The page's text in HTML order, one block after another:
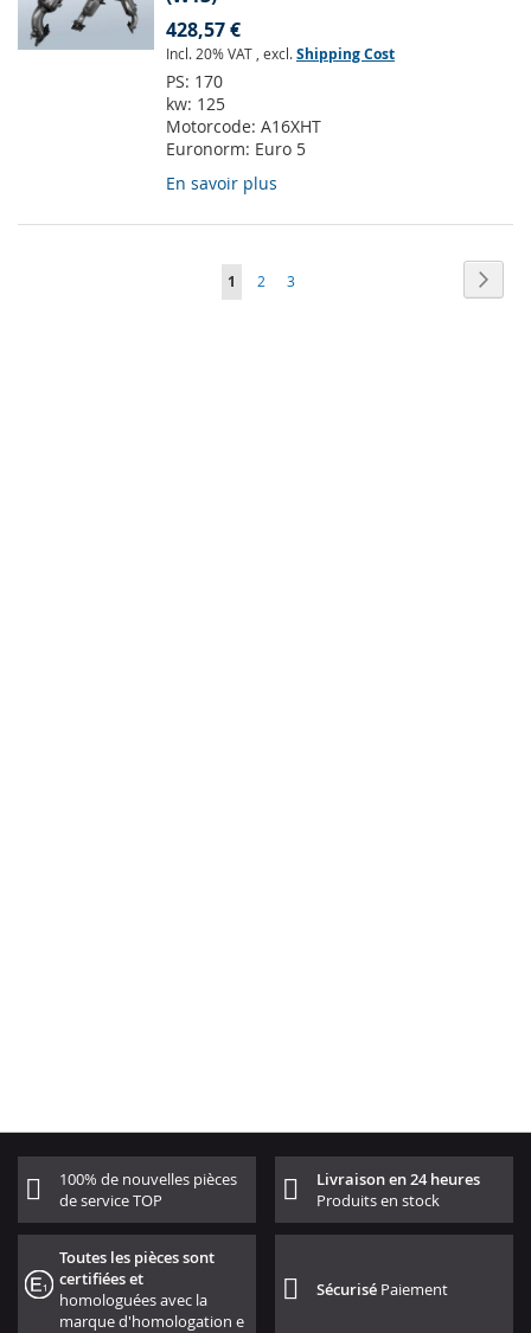
428,57 €
Incl. 20% VAT , excl.Shipping Cost
PS: 170
kw: 125
Motorcode: A16XHT
Euronorm: Euro 5
En savoir plus
Page
Vous
1 Page
2 Page
3
100% de nouvelles pièces
de service TOP
Livraison en 24 heures
Produits en stock
Toutes les pièces sont
certifiées et
homologuées avec la
marque d'homologation e
Sécurisé Paiement